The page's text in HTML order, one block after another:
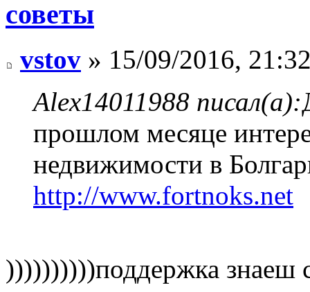
советы
vstov » 15/09/2016,
Alex14011988 писал(а):
прошлом месяце
недвижимости в
http://www.fortnoks.net
))))))))))поддержка знаеш